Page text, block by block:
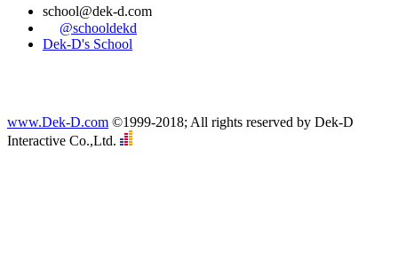
school@dek-d.com
@schooldekd
Dek-D's School
www.Dek-D.com ©1999-2018; All rights reserved by Dek-D
Interactive Co.,Ltd.